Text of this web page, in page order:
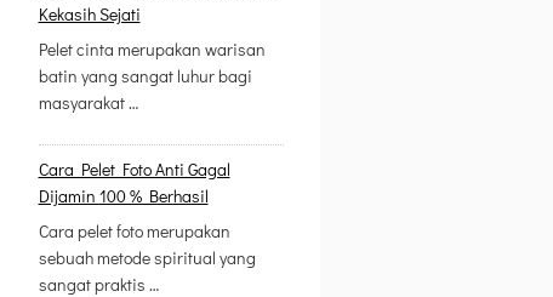
Kekasih Sejati
Pelet cinta merupakan warisan
batin yang sangat luhur bagi
masyarakat …
Cara Pelet Foto Anti Gagal
Dijamin 100 % Berhasil
Cara pelet foto merupakan
sebuah metode spiritual yang
sangat praktis …